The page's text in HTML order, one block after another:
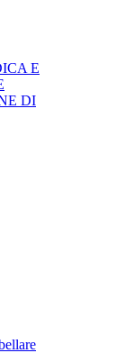
E
DI